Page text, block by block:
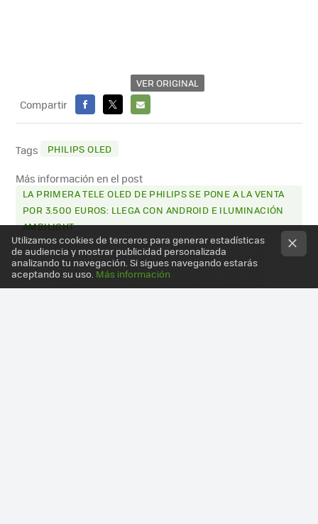
VER ORIGINAL
Compartir
FACEBOOK
X
E-
Tags PHILIPS OLED
Más información en el post
LA PRIMERA TELE OLED DE PHILIPS SE PONE A LA VENTA
POR 3.500 EUROS: LLEGA CON ANDROID E ILUMINACIÓN
AMBILIGHT
Utilizamos cookies de terceros para generar estadísticas
de audiencia y mostrar publicidad personalizada
analizando tu navegación. Si sigues navegando estarás
aceptando su uso. Más información